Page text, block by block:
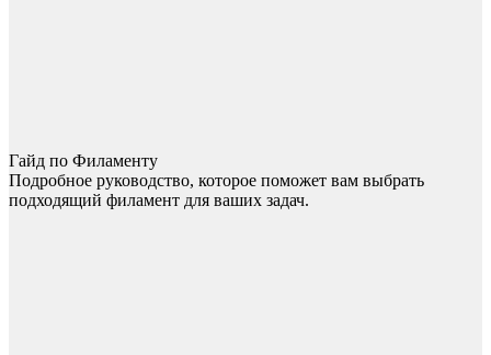
Гайд по Филаменту
Подробное руководство, которое поможет вам выбрать
подходящий филамент для ваших задач.